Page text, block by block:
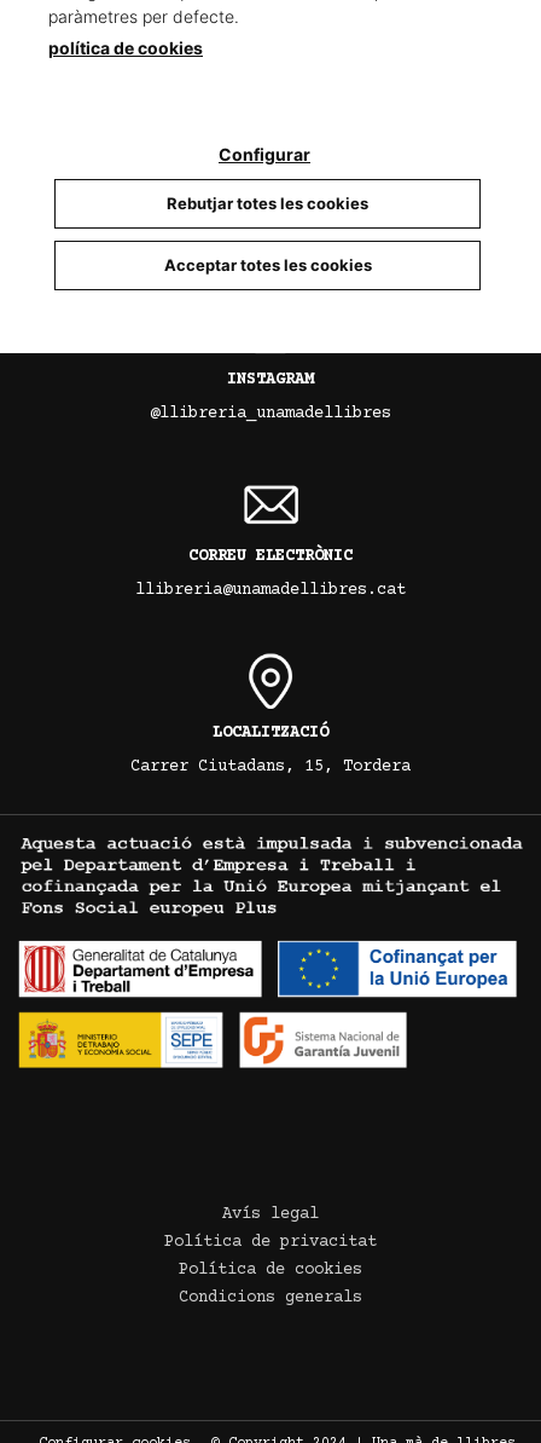
CARREGAR MÉS RESULTATS
TELÈFON
93 679 88 15
INSTAGRAM
@llibreria_unamadellibres
CORREU ELECTRÒNIC
llibreria@unamadellibres.cat
LOCALITZACIÓ
Carrer Ciutadans, 15, Tordera
Avís legal
Política de privacitat
Política de cookies
Condicions generals
paràmetres per defecte.
política de cookies
Configurar
Rebutjar totes les cookies
Acceptar totes les cookies